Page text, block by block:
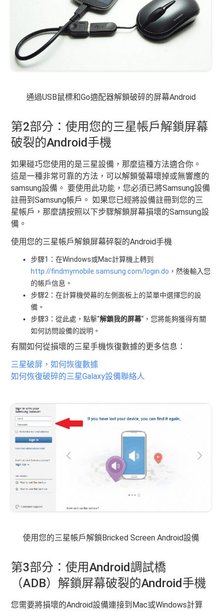
通過USB鼠標和Go適配器解鎖破碎的屏幕Android
第2部分：使用您的三星帳戶解鎖屏幕
破裂的Android手機
如果碰巧您使用的是三星設備，那麼這種方法適合你。
這是一種非常可靠的方法，可以解鎖螢幕壞掉或無響應的
samsung設備。 要使用此功能，您必須已將Samsung設備
註冊到Samsung帳戶。 如果您已經將設備註冊到您的三
星帳戶，那麼請按照以下步驟解鎖屏幕損壞的Samsung設
備。
使用您的三星帳戶解鎖屏幕碎裂的Android手機
步驟1：在Windows或Mac計算機上轉到
http://findmymobile.samsung.com/login.do ，然後輸入您
的帳戶信息。
步驟2：在計算機熒幕的左側面板上的菜單中選擇您的設
備。
步驟3：從此處，點擊“解鎖我的屏幕“，您將能夠獲得有關
如何訪問設備的說明。
有關如何從損壞的三星手機恢復數據的更多信息：
三星破屏，如何恢復數據
如何恢復破碎的三星Galaxy設備聯絡人
使用您的三星帳戶解鎖Bricked Screen Android設備
第3部分：使用Android調試橋
（ADB）解鎖屏幕破裂的Android手機
您需要將損壞的Android設備連接到Mac或Windows計算